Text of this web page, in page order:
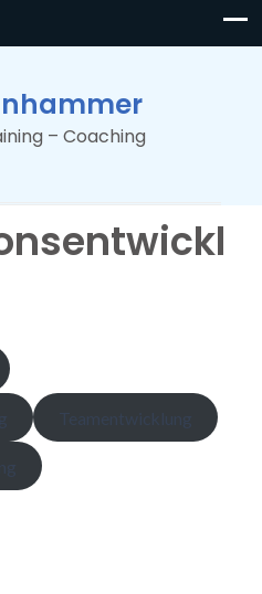
– Coaching
Teamentwicklung